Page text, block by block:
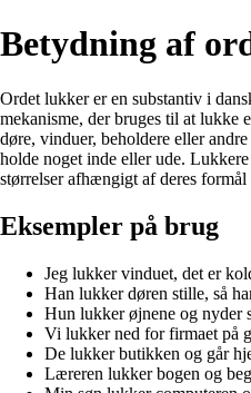
Betydning af
Ordet lukker er en substantiv i
mekanisme, der bruges til at lukke
døre, vinduer, beholdere eller
holde noget inde eller ude.
størrelser afhængigt af deres formål
Eksempler på brug
Jeg lukker vinduet, det er
Han lukker døren stille, så
Hun lukker øjnene og nyder
Vi lukker ned for firmaet på
De lukker butikken og går
Læreren lukker bogen og